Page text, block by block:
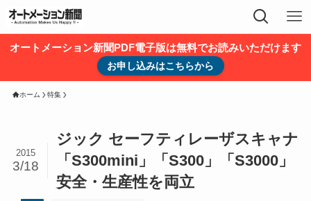
オートメーション新聞PDF電子版は無料でお読みいただけます
お申し込みはこちらから
ホーム 特集
ジック セーフティレーザスキャナ
「S300mini」「S300」「S3000」
安全・生産性を両立
2015
3/18